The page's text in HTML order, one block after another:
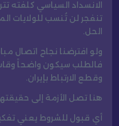
الانسداد السياسي كلفته
تنفجر لن تُنسب للولايات
الحل.
ولو افترضنا نجاح اتصال
فالطلب سيكون واضحاً
وقطع الارتباط بإيران.
هنا تصل الأزمة إلى
أي قبول للشروط يعني